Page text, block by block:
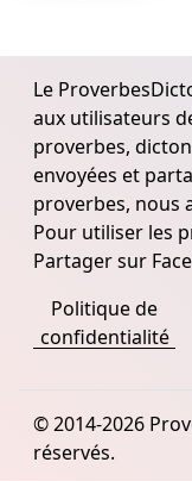
Le
aux utilisateurs
proverbes,
envoyées et
proverbes, nous
Pour utiliser les
Partager sur
Politique de
confidentialité
© 2014-2026
réservés.